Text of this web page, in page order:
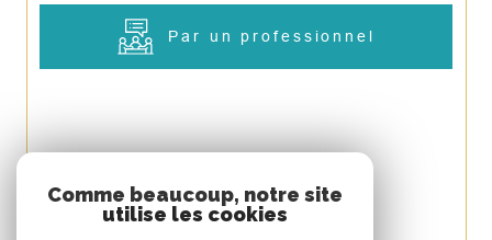
Par un professionnel
J'obtiens une
estimation en 4
étapes
vendre mon bien louer mon bien
Espace
PROPRIÉTAIRE
Comme beaucoup, notre site
utilise les cookies